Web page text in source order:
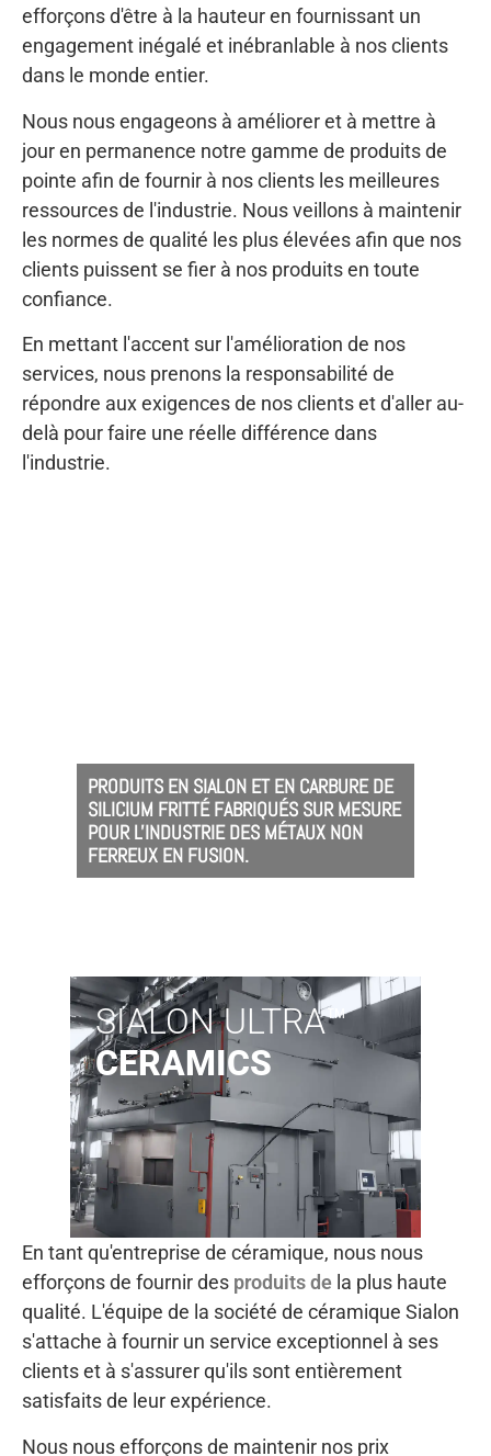
efforçons d'être à la hauteur en fournissant un
engagement inégalé et inébranlable à nos clients
dans le monde entier.
Nous nous engageons à améliorer et à mettre à
jour en permanence notre gamme de produits de
pointe afin de fournir à nos clients les meilleures
ressources de l'industrie. Nous veillons à maintenir
les normes de qualité les plus élevées afin que nos
clients puissent se fier à nos produits en toute
confiance.
En mettant l'accent sur l'amélioration de nos
services, nous prenons la responsabilité de
répondre aux exigences de nos clients et d'aller au-
delà pour faire une réelle différence dans
l'industrie.
PRODUITS EN SIALON ET EN CARBURE DE
SILICIUM FRITTÉ FABRIQUÉS SUR MESURE
POUR L'INDUSTRIE DES MÉTAUX NON
FERREUX EN FUSION.
SIALON ULTRA™
CERAMICS
En tant qu'entreprise de céramique, nous nous
efforçons de fournir des produits de la plus haute
qualité. L'équipe de la société de céramique Sialon
s'attache à fournir un service exceptionnel à ses
clients et à s'assurer qu'ils sont entièrement
satisfaits de leur expérience.
Nous nous efforçons de maintenir nos prix